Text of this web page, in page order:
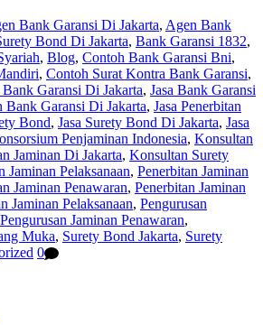
Bank Garansi Di Jakarta, Agen Bank
Bond Di Jakarta, Bank Garansi 1832,
, Blog, Contoh Bank Garansi Bni,
, Contoh Surat Kontra Bank Garansi,
Bank Garansi Di Jakarta, Jasa Bank Garansi
Bank Garansi Di Jakarta, Jasa Penerbitan
Bond, Jasa Surety Bond Di Jakarta, Jasa
Penjaminan Indonesia, Konsultan
Jaminan Di Jakarta, Konsultan Surety
Jaminan Pelaksanaan, Penerbitan Jaminan
Jaminan Penawaran, Penerbitan Jaminan
Jaminan Pelaksanaan, Pengurusan
Pengurusan Jaminan Penawaran,
Muka, Surety Bond Jakarta, Surety
0